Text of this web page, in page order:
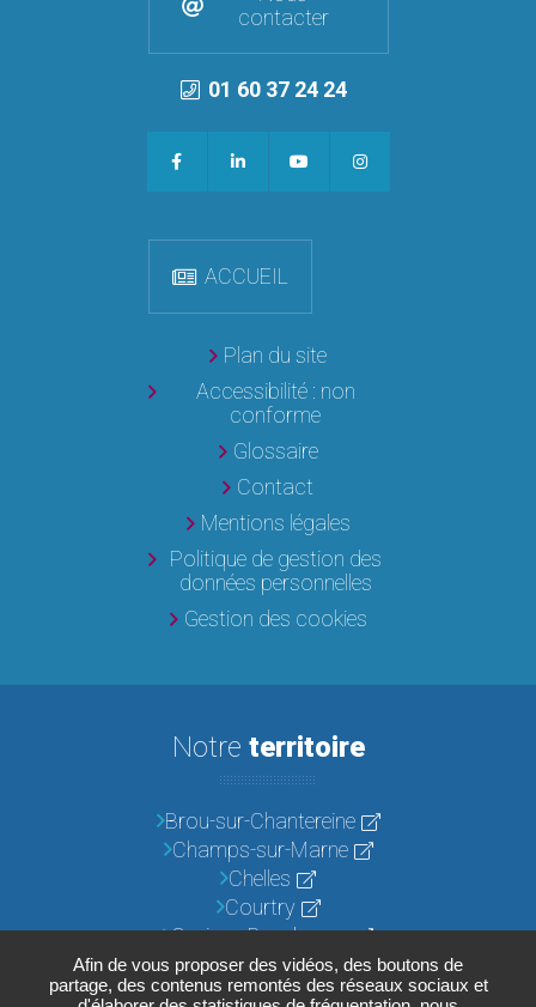
Afin de vous proposer des vidéos, des boutons de
partage, des contenus remontés des réseaux sociaux et
contacter
01 60 37 24 24
ACCUEIL
Plan du site
Accessibilité : non
conforme
Glossaire
Contact
Mentions légales
Politique de gestion des
données personnelles
Gestion des cookies
Notre territoire
Brou-sur-Chantereine
Champs-sur-Marne
Chelles
Courtry
Croissy-Beaubourg
Emerainville
Lognes